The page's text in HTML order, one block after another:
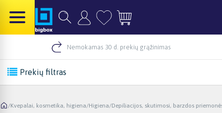
Nemokamas 30 d. prekių grąžinimas
Prekių filtras
/Kvepalai, kosmetika, higiena/Higiena/Depiliacijos, skutimosi, barzdos